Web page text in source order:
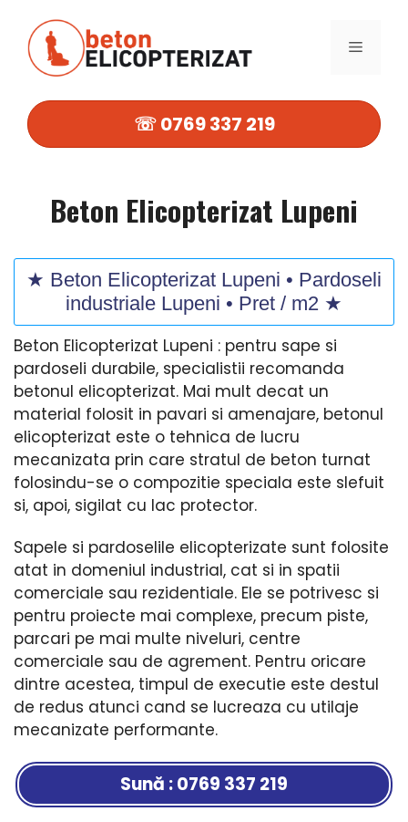
conținut
MENIU
☏ 0769 337 219
Beton Elicopterizat Lupeni
★ Beton Elicopterizat Lupeni • Pardoseli
industriale Lupeni • Pret / m2 ★
Beton Elicopterizat Lupeni : pentru sape si
pardoseli durabile, specialistii recomanda
betonul elicopterizat. Mai mult decat un
material folosit in pavari si amenajare, betonul
elicopterizat este o tehnica de lucru
mecanizata prin care stratul de beton turnat
folosindu-se o compozitie speciala este slefuit
si, apoi, sigilat cu lac protector.
Sapele si pardoselile elicopterizate sunt folosite
atat in domeniul industrial, cat si in spatii
comerciale sau rezidentiale. Ele se potrivesc si
pentru proiecte mai complexe, precum piste,
parcari pe mai multe niveluri, centre
comerciale sau de agrement. Pentru oricare
dintre acestea, timpul de executie este destul
de redus atunci cand se lucreaza cu utilaje
mecanizate performante.
Sună : 0769 337 219